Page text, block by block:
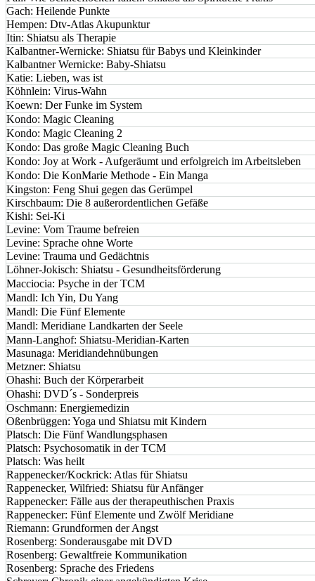
Gach: Heilende Punkte
Hempen: Dtv-Atlas Akupunktur
Itin: Shiatsu als Therapie
Kalbantner-Wernicke: Shiatsu für Babys und Kleinkinder
Kalbantner Wernicke: Baby-Shiatsu
Katie: Lieben, was ist
Köhnlein: Virus-Wahn
Koewn: Der Funke im System
Kondo: Magic Cleaning
Kondo: Magic Cleaning 2
Kondo: Das große Magic Cleaning Buch
Kondo: Joy at Work - Aufgeräumt und erfolgreich im Arbeitsleben
Kondo: Die KonMarie Methode - Ein Manga
Kingston: Feng Shui gegen das Gerümpel
Kirschbaum: Die 8 außerordentlichen Gefäße
Kishi: Sei-Ki
Levine: Vom Traume befreien
Levine: Sprache ohne Worte
Levine: Trauma und Gedächtnis
Löhner-Jokisch: Shiatsu - Gesundheitsförderung
Macciocia: Psyche in der TCM
Mandl: Ich Yin, Du Yang
Mandl: Die Fünf Elemente
Mandl: Meridiane Landkarten der Seele
Mann-Langhof: Shiatsu-Meridian-Karten
Masunaga: Meridiandehnübungen
Metzner: Shiatsu
Ohashi: Buch der Körperarbeit
Ohashi: DVD´s - Sonderpreis
Oschmann: Energiemedizin
Oßenbrüggen: Yoga und Shiatsu mit Kindern
Platsch: Die Fünf Wandlungsphasen
Platsch: Psychosomatik in der TCM
Platsch: Was heilt
Rappenecker/Kockrick: Atlas für Shiatsu
Rappenecker, Wilfried: Shiatsu für Anfänger
Rappenecker: Fälle aus der therapeuthischen Praxis
Rappenecker: Fünf Elemente und Zwölf Meridiane
Riemann: Grundformen der Angst
Rosenberg: Sonderausgabe mit DVD
Rosenberg: Gewaltfreie Kommunikation
Rosenberg: Sprache des Friedens